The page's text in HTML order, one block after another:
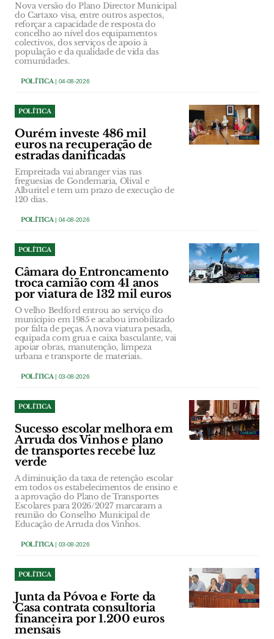
Nova versão do Plano Director Municipal
do Cartaxo visa, entre outros aspectos,
reforçar a capacidade de resposta do
concelho ao nível dos equipamentos
colectivos, dos serviços de apoio à
população e da qualidade de vida das
comunidades.
POLÍTICA| 04-08-2026
POLÍTICA
Ourém investe 486 mil
euros na recuperação de
estradas danificadas
Empreitada vai abranger vias nas
freguesias de Gondemaria, Olival e
Alburitel e tem um prazo de execução de
120 dias.
POLÍTICA| 04-08-2026
POLÍTICA
Câmara do Entroncamento
troca camião com 41 anos
por viatura de 132 mil euros
O velho Bedford entrou ao serviço do
município em 1985 e acabou imobilizado
por falta de peças. A nova viatura pesada,
equipada com grua e caixa basculante, vai
apoiar obras, manutenção, limpeza
urbana e transporte de materiais.
POLÍTICA| 03-08-2026
POLÍTICA
Sucesso escolar melhora em
Arruda dos Vinhos e plano
de transportes recebe luz
verde
A diminuição da taxa de retenção escolar
em todos os estabelecimentos de ensino e
a aprovação do Plano de Transportes
Escolares para 2026/2027 marcaram a
reunião do Conselho Municipal de
Educação de Arruda dos Vinhos.
POLÍTICA| 03-08-2026
POLÍTICA
Junta da Póvoa e Forte da
Casa contrata consultoria
financeira por 1.200 euros
mensais